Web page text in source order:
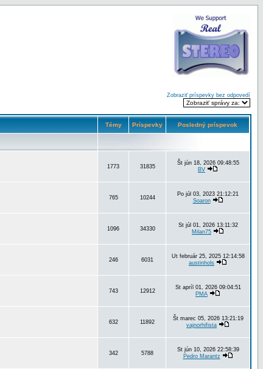
Zobraziť príspevky bez odpovedí
Témy Príspevky Posledný príspevok
1773 31835
Št jún 18, 2026 09:48:55
BV
765 10244
Po júl 03, 2023 21:12:21
Soaron
1096 34330
St júl 01, 2026 13:11:32
Milan75
246 6031
Ut február 25, 2025 12:14:58
austinhols
743 12912
St apríl 01, 2026 09:04:51
PMA
632 11892
Št marec 05, 2026 13:21:19
vajnorhifista
342 5788
St jún 10, 2026 22:58:39
Pedro Marantz